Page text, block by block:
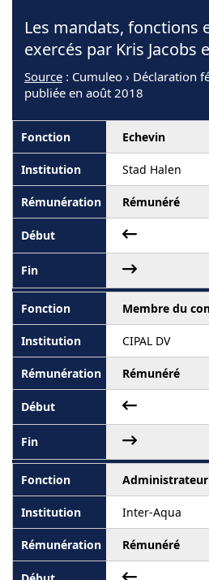
Les mandats, fonctions
exercés par Kris Jacobs
Source : Cumuleo › Déclaration
publiée en août 2018
Echevin
Stad Halen
Rémunéré
Membre du
CIPAL DV
Rémunéré
Administrateur
Inter-Aqua
Rémunéré